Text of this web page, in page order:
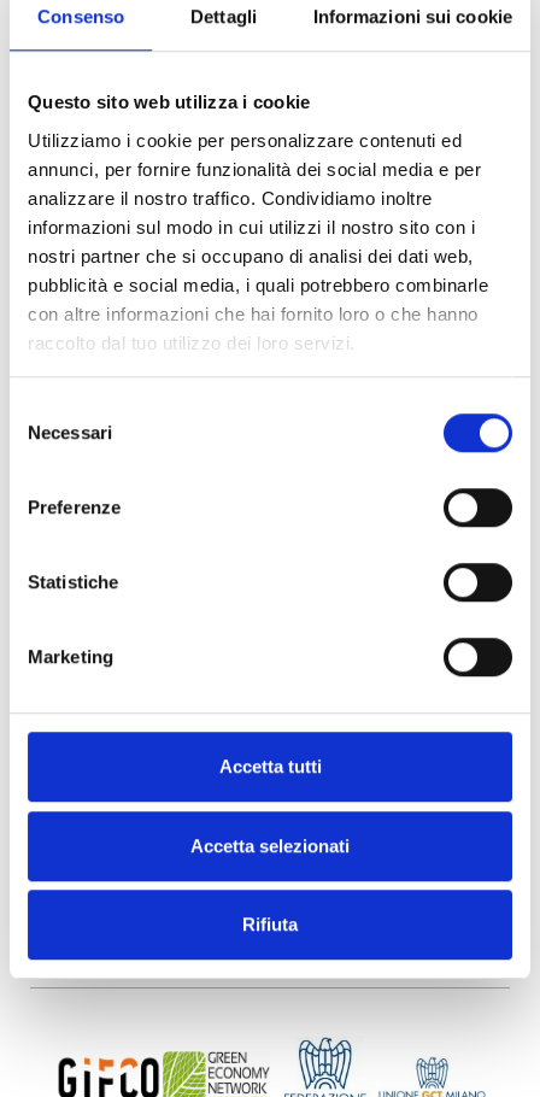
Consenso Dettagli Informazioni sui cookie
Questo sito web utilizza i cookie
Utilizziamo i cookie per personalizzare contenuti ed
annunci, per fornire funzionalità dei social media e per
analizzare il nostro traffico. Condividiamo inoltre
informazioni sul modo in cui utilizzi il nostro sito con i
nostri partner che si occupano di analisi dei dati web,
pubblicità e social media, i quali potrebbero combinarle
con altre informazioni che hai fornito loro o che hanno
raccolto dal tuo utilizzo dei loro servizi.
delNecessari
Preferenze
Statistiche
Marketing
Accetta tutti
Accetta selezionati
Rifiuta
Una recentericerca di Pro Cartonafferma
mercato. La ricerca spiega che 4 consumatori
su 5 scelgono un prodotto con un packaging
packaging eco-sostenibili per poter